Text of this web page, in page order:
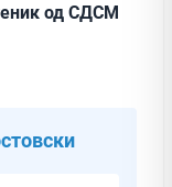
од СДСМ